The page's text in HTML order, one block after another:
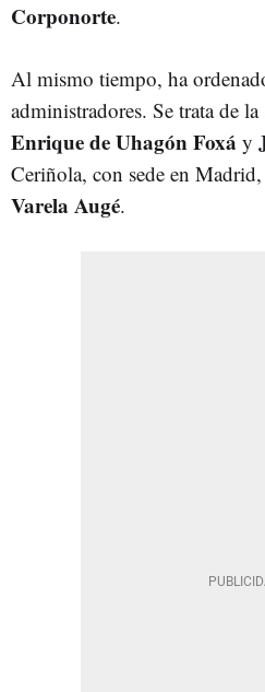
Corponorte.
Al mismo tiempo, ha
administradores. Se trata de la
Enrique de Uhagón Foxá y
Ceriñola, con sede en
Varela Augé.